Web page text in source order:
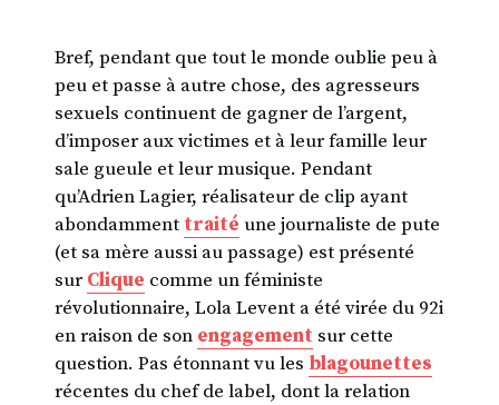
Bref, pendant que tout le monde oublie peu à
peu et passe à autre chose, des agresseurs
sexuels continuent de gagner de l’argent,
d’imposer aux victimes et à leur famille leur
sale gueule et leur musique. Pendant
qu’Adrien Lagier, réalisateur de clip ayant
abondamment traité une journaliste de pute
(et sa mère aussi au passage) est présenté
surClique comme un féministe
révolutionnaire, Lola Levent a été virée du 92i
en raison de son engagement sur cette
question. Pas étonnant vu les blagounettes
récentes du chef de label, dont la relation